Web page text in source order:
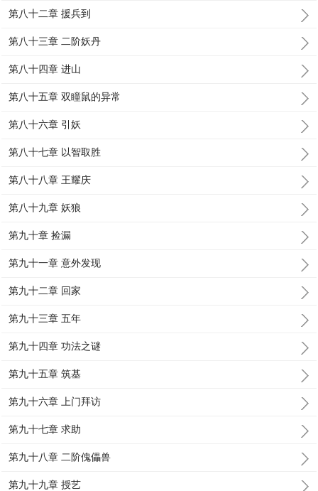
第八十二章 援兵到
第八十三章 二阶妖丹
第八十四章 进山
第八十五章 双瞳鼠的异常
第八十六章 引妖
第八十七章 以智取胜
第八十八章 王耀庆
第八十九章 妖狼
第九十章 捡漏
第九十一章 意外发现
第九十二章 回家
第九十三章 五年
第九十四章 功法之谜
第九十五章 筑基
第九十六章 上门拜访
第九十七章 求助
第九十八章 二阶傀儡兽
第九十九章 授艺